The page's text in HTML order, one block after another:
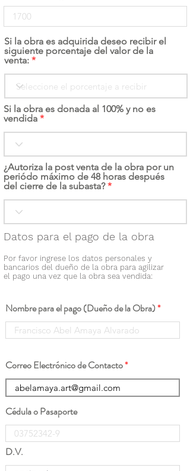
Si la obra es adquirida deseo recibir el
siguiente porcentaje del valor de la
venta:
Si la obra es donada al 100% y no es
vendida
¿Autoriza la post venta de la obra por un
periódo máximo de 48 horas después
del cierre de la subasta?
Datos para el pago de la obra
Por favor ingrese los datos personales y
bancarios del dueño de la obra para agilizar
el pago una vez que la obra sea vendida:
Nombre para el pago (Dueño de la Obra)
Correo Electrónico de Contacto
Cédula o Pasaporte
D.V.